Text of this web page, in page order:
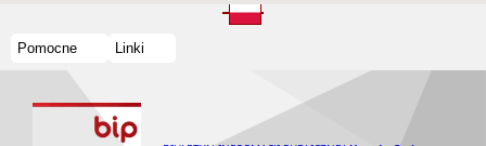
Pomocne Linki